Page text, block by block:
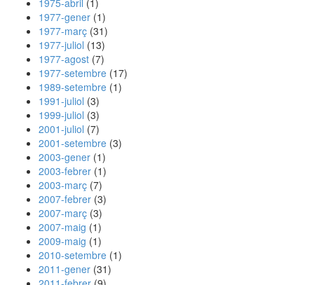
1975-abril (1)
1977-gener (1)
1977-març (31)
1977-juliol (13)
1977-agost (7)
1977-setembre (17)
1989-setembre (1)
1991-juliol (3)
1999-juliol (3)
2001-juliol (7)
2001-setembre (3)
2003-gener (1)
2003-febrer (1)
2003-març (7)
2007-febrer (3)
2007-març (3)
2007-maig (1)
2009-maig (1)
2010-setembre (1)
2011-gener (31)